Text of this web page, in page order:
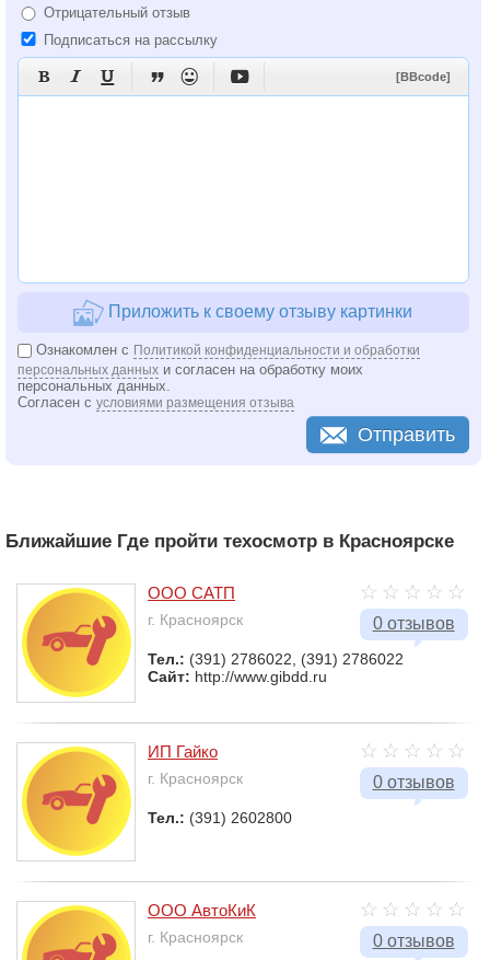
Отрицательный отзыв
Подписаться на рассылку
      [BBcode]
Приложить к своему отзыву картинки
Ознакомлен с Политикой конфиденциальности и обработки
персональных данных и согласен на обработку моих
персональных данных.
Согласен с условиями размещения отзыва
Отправить
Ближайшие Где пройти техосмотр в Красноярске
0 отзывов
ООО САТП
г. Красноярск
Тел.: (391) 2786022, (391) 2786022
Сайт: http://www.gibdd.ru
0 отзывов
ИП Гайко
г. Красноярск
Тел.: (391) 2602800
0 отзывов
ООО АвтоКиК
г. Красноярск